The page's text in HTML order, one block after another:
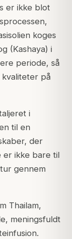
er ikke blot
koges
(Kashaya) i
periode, så
på
i
til en
der
ikke bare til
gennem
Thailam,
meningsfuldt